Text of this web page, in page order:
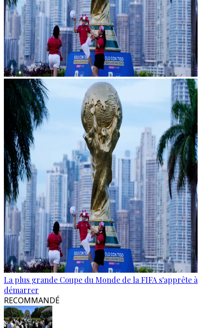
La plus grande Coupe du Monde de la FIFA s'apprête à
démarrer
RECOMMANDÉ